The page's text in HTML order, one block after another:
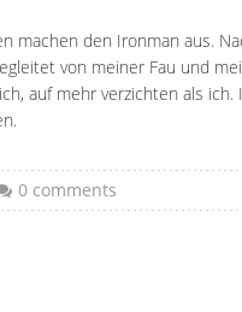
machen den Ironman aus.
von meiner Fau und
auf mehr verzichten als
0 comments